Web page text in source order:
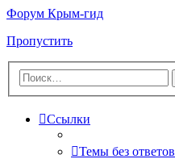
Форум Крым-гид
Пропустить
Ссылки
Темы без ответов